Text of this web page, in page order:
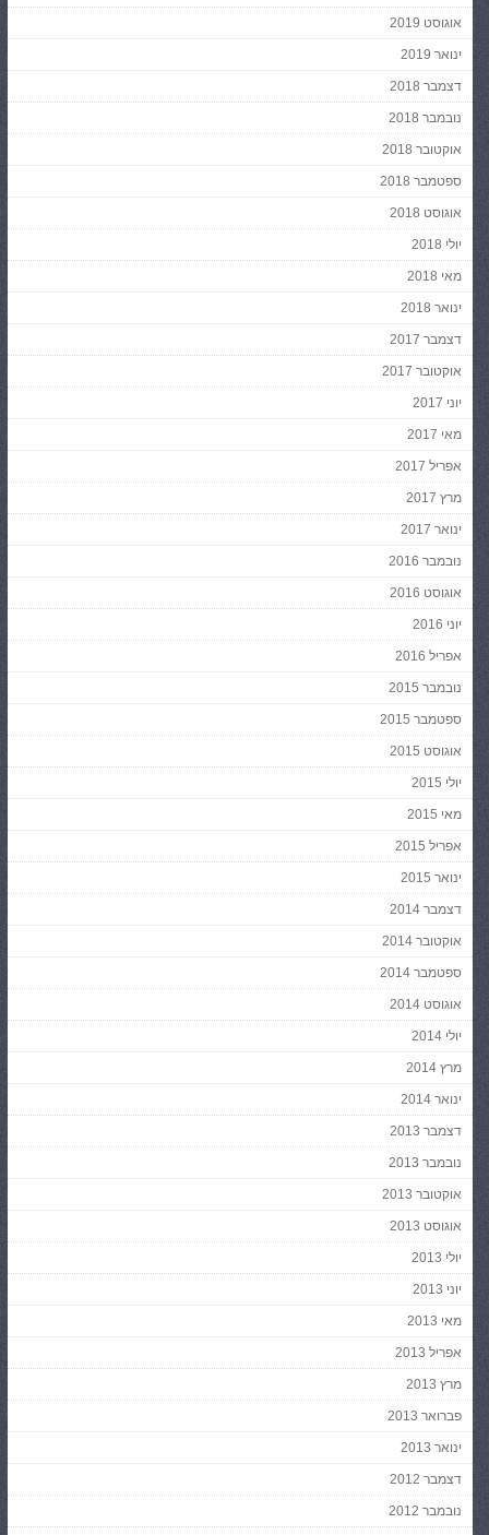
אוגוסט 2019
ינואר 2019
דצמבר 2018
נובמבר 2018
אוקטובר 2018
ספטמבר 2018
אוגוסט 2018
יולי 2018
מאי 2018
ינואר 2018
דצמבר 2017
אוקטובר 2017
יוני 2017
מאי 2017
אפריל 2017
מרץ 2017
ינואר 2017
נובמבר 2016
אוגוסט 2016
יוני 2016
אפריל 2016
נובמבר 2015
ספטמבר 2015
אוגוסט 2015
יולי 2015
מאי 2015
אפריל 2015
ינואר 2015
דצמבר 2014
אוקטובר 2014
ספטמבר 2014
אוגוסט 2014
יולי 2014
מרץ 2014
ינואר 2014
דצמבר 2013
נובמבר 2013
אוקטובר 2013
אוגוסט 2013
יולי 2013
יוני 2013
מאי 2013
אפריל 2013
מרץ 2013
פברואר 2013
ינואר 2013
דצמבר 2012
נובמבר 2012